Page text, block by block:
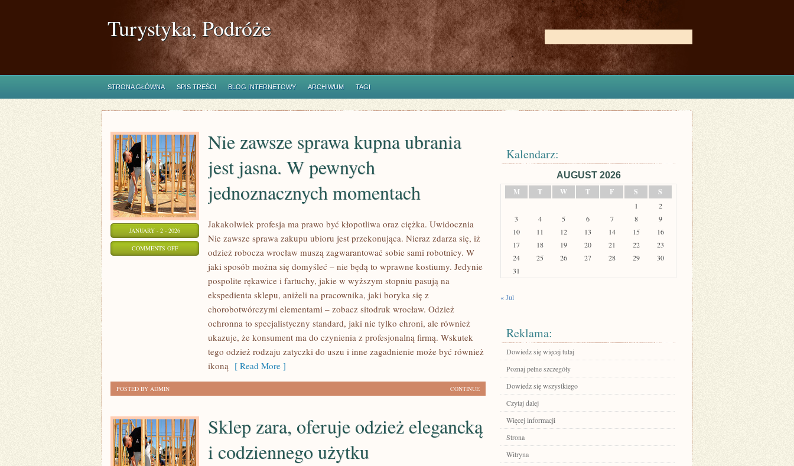
Turystyka, Podróże
STRONA GŁÓWNA SPIS TREŚCI BLOG INTERNETOWY ARCHIWUM TAGI
JANUARY - 2 - 2026
COMMENTS OFFON
PEWNYCH
JEDNOZNACZNYCH
Nie zawsze sprawa kupna ubrania
jest jasna. W pewnych
jednoznacznych momentach
Jakakolwiek profesja ma prawo być kłopotliwa oraz ciężka. Uwidocznia
Nie zawsze sprawa zakupu ubioru jest przekonująca. Nieraz zdarza się, iż
odzież robocza wrocław muszą zagwarantować sobie sami robotnicy. W
jaki sposób można się domyśleć – nie będą to wprawne kostiumy. Jedynie
pospolite rękawice i fartuchy, jakie w wyższym stopniu pasują na
ekspedienta sklepu, aniżeli na pracownika, jaki boryka się z
chorobotwórczymi elementami – zobacz sitodruk wrocław. Odzież
ochronna to specjalistyczny standard, jaki nie tylko chroni, ale również
ukazuje, że konsument ma do czynienia z profesjonalną firmą. Wskutek
tego odzież rodzaju zatyczki do uszu i inne zagadnienie może być również
ikoną [ Read More ]
CONTINUE
POSTED BY ADMIN
Sklep zara, oferuje odzież elegancką
i codziennego użytku
Kalendarz:
AUGUST 2026
M
T W T F S S
1
2
3
4 5 6 7 8
9
10
11 12 13 14 15
16
17
18 19 20 21 22
23
24
25 26 27 28 29
30
31
« Jul
Reklama:
Dowiedz się więcej tutaj
Poznaj pełne szczegóły
Dowiedz się wszystkiego
Czytaj dalej
Więcej informacji
Strona
Witryna